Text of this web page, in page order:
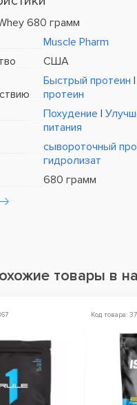
680 грамм
Muscle Pharm
США
Быстрый протеин |
протеин
Похудение |
питания
сывороточный
гидролизат
680 грамм
товары в
Код товара: